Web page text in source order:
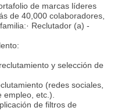
de marcas líderes
de 40,000 colaboradores,
Reclutador (a) -
y selección de
(redes sociales,
etc.).
de filtros de